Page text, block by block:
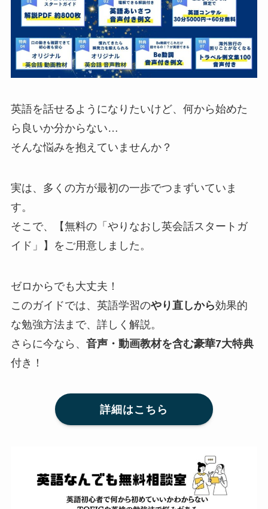
英語を話せるようになりたいけど、何から始めた
ら良いか分からない…
そんな悩みを抱えていませんか？
実は、多くの方が最初の一歩でつまずいていま
す。
そこで、【無料の「やりなおし英会話スタートガ
イド」】をご用意しました。
ゼロからでも大丈夫！
このガイドでは、英語学習のやり直しから効果的
な勉強方法まで、詳しく解説。
さらに今なら、 音声・動画教材を含む豪華7大特典
付き！
詳細はこちら